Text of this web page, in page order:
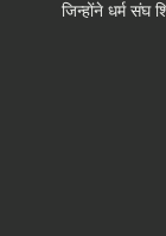
जिन्होंने धर्म संघ